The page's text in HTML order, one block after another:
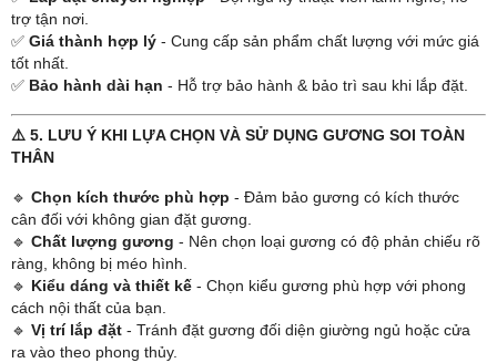
trợ tận nơi.
✅ Giá thành hợp lý - Cung cấp sản phẩm chất lượng với mức giá
tốt nhất.
✅ Bảo hành dài hạn - Hỗ trợ bảo hành & bảo trì sau khi lắp đặt.
⚠️ 5. LƯU Ý KHI LỰA CHỌN VÀ SỬ DỤNG GƯƠNG SOI TOÀN
THÂN
🔹 Chọn kích thước phù hợp - Đảm bảo gương có kích thước
cân đối với không gian đặt gương.
🔹 Chất lượng gương - Nên chọn loại gương có độ phản chiếu rõ
ràng, không bị méo hình.
🔹 Kiểu dáng và thiết kế - Chọn kiểu gương phù hợp với phong
cách nội thất của bạn.
🔹 Vị trí lắp đặt - Tránh đặt gương đối diện giường ngủ hoặc cửa
ra vào theo phong thủy.